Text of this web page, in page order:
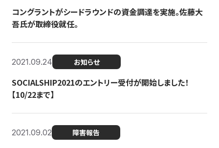
コングラントがシードラウンドの資金調達を実施。佐藤大
吾氏が取締役就任。
2021.09.24 お知らせ
SOCIALSHIP2021のエントリー受付が開始しました！
【10/22まで】
2021.09.02 障害報告